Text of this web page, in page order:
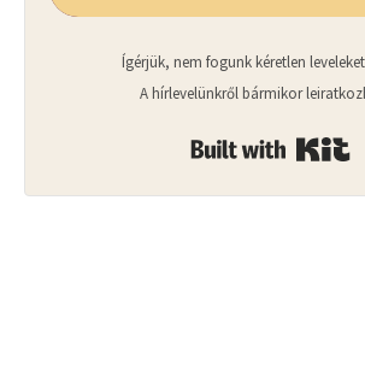
Ígérjük, nem fogunk kéretlen
A hírlevelünkről bármikor